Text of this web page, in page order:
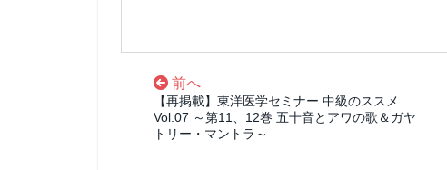
前へ
【再掲載】東洋医学セミナー 中級のススメ
Vol.07 ～第11、12巻 五十音とアワの歌＆ガヤ
トリー・マントラ～